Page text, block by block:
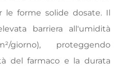
forme solide dosate. Il
barriera all'umidità
proteggendo
del farmaco e la durata